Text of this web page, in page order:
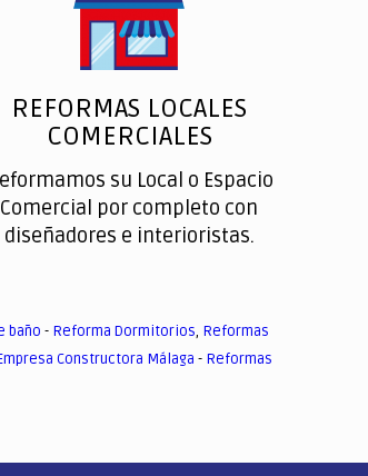
REFORMAS LOCALES
COMERCIALES
su Local o Espacio
Comercial por completo con
diseñadores e interioristas.
baño - Reforma Dormitorios, Reformas
Constructora Málaga - Reformas